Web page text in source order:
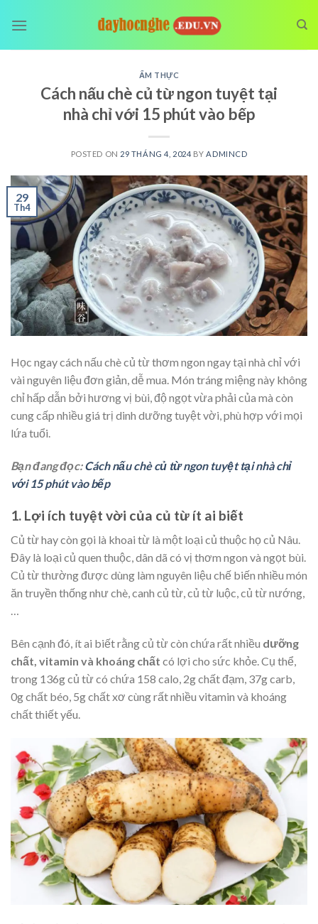
ẨM THỰC
Cách nấu chè củ từ ngon tuyệt tại
nhà chỉ với 15 phút vào bếp
POSTED ON 29 THÁNG 4, 2024 BY ADMINCD
29
Th4
Học ngay cách nấu chè củ từ thơm ngon ngay tại nhà chỉ với
vài nguyên liệu đơn giản, dễ mua. Món tráng miệng này không
chỉ hấp dẫn bởi hương vị bùi, độ ngọt vừa phải của mà còn
cung cấp nhiều giá trị dinh dưỡng tuyệt vời, phù hợp với mọi
lứa tuổi.
Bạn đang đọc:Cách nấu chè củ từ ngon tuyệt tại nhà chỉ
với 15 phút vào bếp
1. Lợi ích tuyệt vời của củ từ ít ai biết
Củ từ hay còn gọi là khoai từ là một loại củ thuộc họ củ Nâu.
Đây là loại củ quen thuộc, dân dã có vị thơm ngon và ngọt bùi.
Củ từ thường được dùng làm nguyên liệu chế biến nhiều món
ăn truyền thống như chè, canh củ từ, củ từ luộc, củ từ nướng,
…
Bên cạnh đó, ít ai biết rằng củ từ còn chứa rất nhiều dưỡng
chất, vitamin và khoáng chất có lợi cho sức khỏe. Cụ thể,
trong 136g củ từ có chứa 158 calo, 2g chất đạm, 37g carb,
0g chất béo, 5g chất xơ cùng rất nhiều vitamin và khoáng
chất thiết yếu.